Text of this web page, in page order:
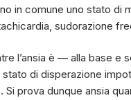
in comune uno stato di
sudorazione
l’ansia è — alla base
di disperazione
Si prova dunque ansia